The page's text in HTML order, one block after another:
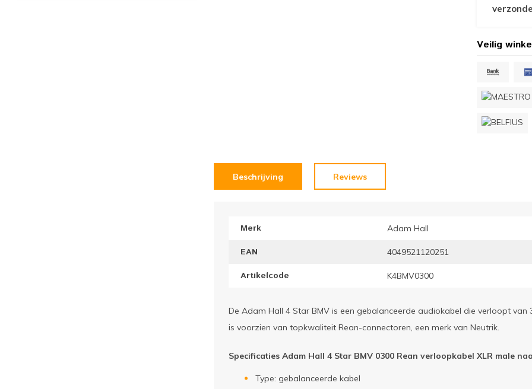
Veilig
Beschrijving Reviews
Merk Adam Hall
EAN 4049521120251
Artikelcode K4BMV0300
De Adam Hall 4 Star BMV is een gebalanceerde audiokabel die verloopt
is voorzien van topkwaliteit Rean-connectoren, een merk van Neutrik.
Specificaties Adam Hall 4 Star BMV 0300 Rean verloopkabel XLR male
Type: gebalanceerde kabel